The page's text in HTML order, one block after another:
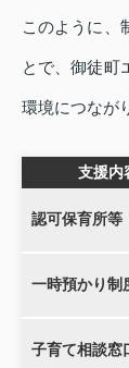
このように、
とで、御徒町
環境につなが
支援内
認可保育所等
一時預かり制
子育て相談窓